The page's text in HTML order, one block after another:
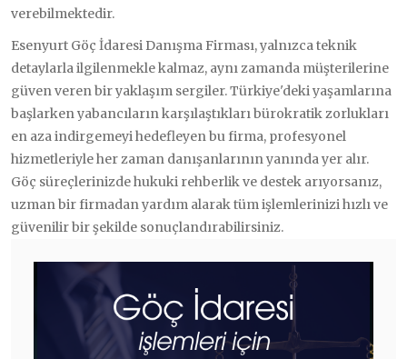
verebilmektedir.
Esenyurt Göç İdaresi Danışma Firması, yalnızca teknik
detaylarla ilgilenmekle kalmaz, aynı zamanda müşterilerine
güven veren bir yaklaşım sergiler. Türkiye'deki yaşamlarına
başlarken yabancıların karşılaştıkları bürokratik zorlukları
en aza indirgemeyi hedefleyen bu firma, profesyonel
hizmetleriyle her zaman danışanlarının yanında yer alır.
Göç süreçlerinizde hukuki rehberlik ve destek arıyorsanız,
uzman bir firmadan yardım alarak tüm işlemlerinizi hızlı ve
güvenilir bir şekilde sonuçlandırabilirsiniz.